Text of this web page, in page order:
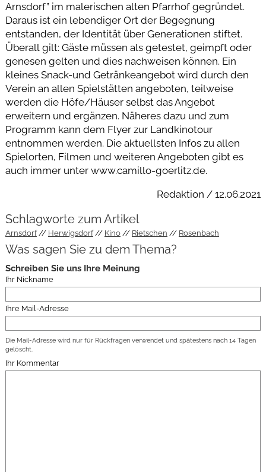
Arnsdorf” im malerischen alten Pfarrhof gegründet.
Daraus ist ein lebendiger Ort der Begegnung
entstanden, der Identität über Generationen stiftet.
Überall gilt: Gäste müssen als getestet, geimpft oder
genesen gelten und dies nachweisen können. Ein
kleines Snack-und Getränkeangebot wird durch den
Verein an allen Spielstätten angeboten, teilweise
werden die Höfe/Häuser selbst das Angebot
erweitern und ergänzen. Näheres dazu und zum
Programm kann dem Flyer zur Landkinotour
entnommen werden. Die aktuellsten Infos zu allen
Spielorten, Filmen und weiteren Angeboten gibt es
auch immer unter www.camillo-goerlitz.de.
Redaktion / 12.06.2021
Schlagworte zum Artikel
Arnsdorf Herwigsdorf Kino Rietschen Rosenbach
Was sagen Sie zu dem Thema?
Schreiben Sie uns Ihre Meinung
Ihr Nickname
Ihre Mail-Adresse
Die Mail-Adresse wird nur für Rückfragen verwendet und spätestens nach 14 Tagen
gelöscht.
Ihr Kommentar